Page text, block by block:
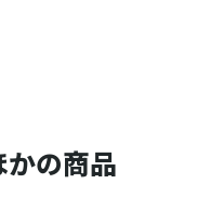
かの商品